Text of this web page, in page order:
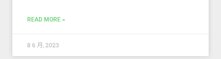
READ MORE »
8 6 月, 2023